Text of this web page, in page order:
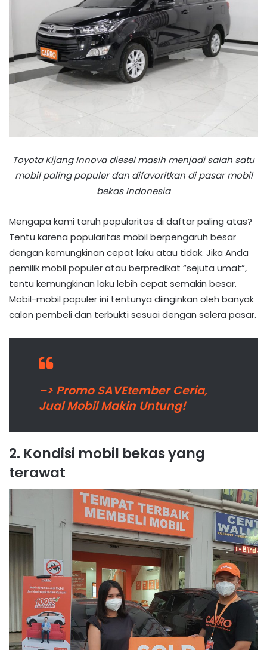
Toyota Kijang Innova diesel masih menjadi salah satu
mobil paling populer dan difavoritkan di pasar mobil
bekas Indonesia
Mengapa kami taruh popularitas di daftar paling atas?
Tentu karena popularitas mobil berpengaruh besar
dengan kemungkinan cepat laku atau tidak. Jika Anda
pemilik mobil populer atau berpredikat “sejuta umat”,
tentu kemungkinan laku lebih cepat semakin besar.
Mobil-mobil populer ini tentunya diinginkan oleh banyak
calon pembeli dan terbukti sesuai dengan selera pasar.
–> Promo SAVEtember Ceria,
Jual Mobil Makin Untung!
2. Kondisi mobil bekas yang
terawat